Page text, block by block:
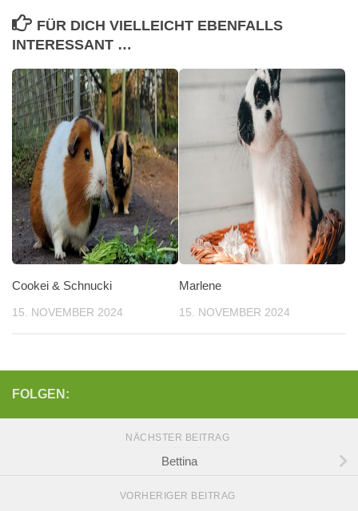
FÜR DICH VIELLEICHT EBENFALLS
INTERESSANT …
Cookei & Schnucki
15. NOVEMBER 2024
Marlene
15. NOVEMBER 2024
FOLGEN:
NÄCHSTER BEITRAG
Bettina
VORHERIGER BEITRAG